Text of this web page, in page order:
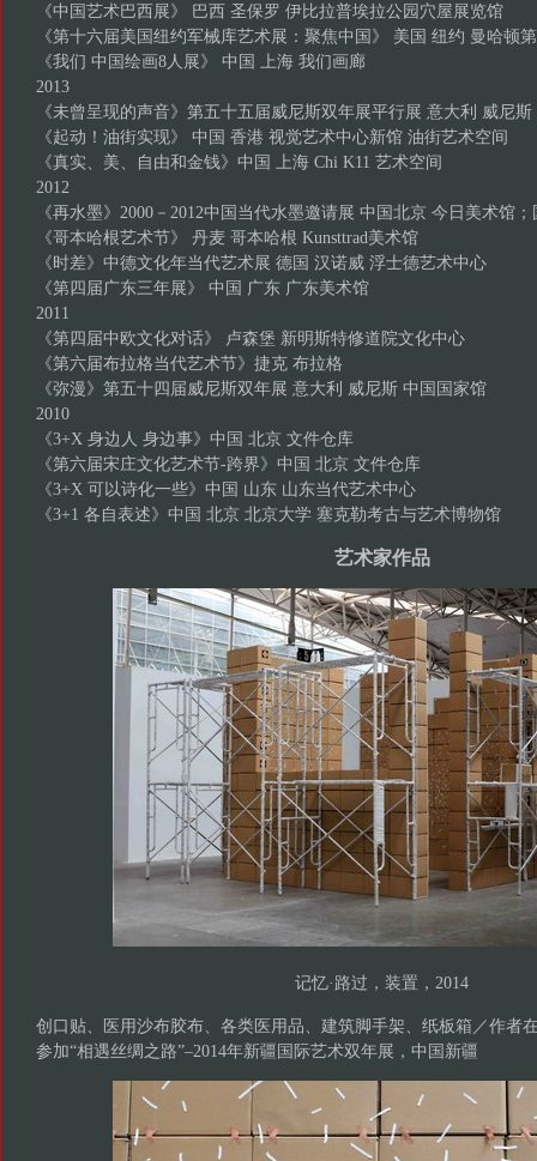
《中国艺术巴西展》 巴西 圣保罗 伊比拉普埃拉公园穴屋展览馆
《第十六届美国纽约军械库艺术展：聚焦中国》 美国 纽约 曼哈顿
《我们 中国绘画8人展》 中国 上海 我们画廊
2013
《未曾呈现的声音》第五十五届威尼斯双年展平行展 意大利 威尼斯
《起动！油街实现》 中国 香港 视觉艺术中心新馆 油街艺术空间
《真实、美、自由和金钱》中国 上海 Chi K11 艺术空间
2012
《再水墨》2000－2012中国当代水墨邀请展 中国北京 今日美术馆
《哥本哈根艺术节》 丹麦 哥本哈根 Kunsttrad美术馆
《时差》中德文化年当代艺术展 德国 汉诺威 浮士德艺术中心
《第四届广东三年展》 中国 广东 广东美术馆
2011
《第四届中欧文化对话》 卢森堡 新明斯特修道院文化中心
《第六届布拉格当代艺术节》捷克 布拉格
《弥漫》第五十四届威尼斯双年展 意大利 威尼斯 中国国家馆
2010
《3+X 身边人 身边事》中国 北京 文件仓库
《第六届宋庄文化艺术节-跨界》中国 北京 文件仓库
《3+X 可以诗化一些》中国 山东 山东当代艺术中心
《3+1 各自表述》中国 北京 北京大学 塞克勒考古与艺术博物馆
艺术家作品
记忆·路过，装置，2014
创口贴、医用沙布胶布、各类医用品、建筑脚手架、纸板箱／作者
参加“相遇丝绸之路”–2014年新疆国际艺术双年展，中国新疆